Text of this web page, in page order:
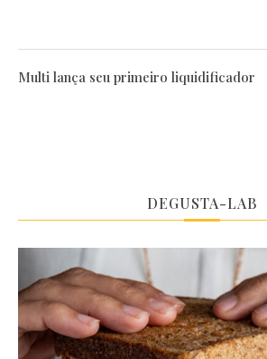
Multi lança seu primeiro liquidificador
DEGUSTA-LAB